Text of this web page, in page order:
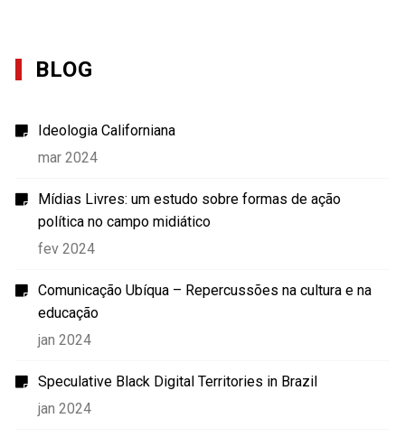
BLOG
Ideologia Californiana
mar 2024
Mídias Livres: um estudo sobre formas de ação
política no campo midiático
fev 2024
Comunicação Ubíqua – Repercussões na cultura e na
educação
jan 2024
Speculative Black Digital Territories in Brazil
jan 2024